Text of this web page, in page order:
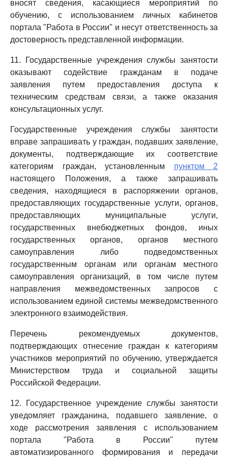
вносят сведения, касающиеся мероприятий по
обучению, с использованием личных кабинетов
портала "Работа в России" и несут ответственность за
достоверность представленной информации.
11. Государственные учреждения службы занятости
оказывают содействие гражданам в подаче
заявления путем предоставления доступа к
техническим средствам связи, а также оказания
консультационных услуг.
Государственные учреждения службы занятости
вправе запрашивать у граждан, подавших заявление,
документы, подтверждающие их соответствие
категориям граждан, установленным пунктом 2
настоящего Положения, а также запрашивать
сведения, находящиеся в распоряжении органов,
предоставляющих государственные услуги, органов,
предоставляющих муниципальные услуги,
государственных внебюджетных фондов, иных
государственных органов, органов местного
самоуправления либо подведомственных
государственным органам или органам местного
самоуправления организаций, в том числе путем
направления межведомственных запросов с
использованием единой системы межведомственного
электронного взаимодействия.
Перечень рекомендуемых документов,
подтверждающих отнесение граждан к категориям
участников мероприятий по обучению, утверждается
Министерством труда и социальной защиты
Российской Федерации.
12. Государственное учреждение службы занятости
уведомляет гражданина, подавшего заявление, о
ходе рассмотрения заявления с использованием
портала "Работа в России" путем
автоматизированного формирования и передачи